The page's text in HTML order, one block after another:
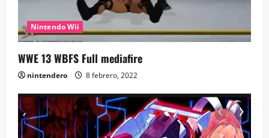
Nintendo Wii
WWE 13 WBFS Full mediafire
nintendero 8 febrero, 2022